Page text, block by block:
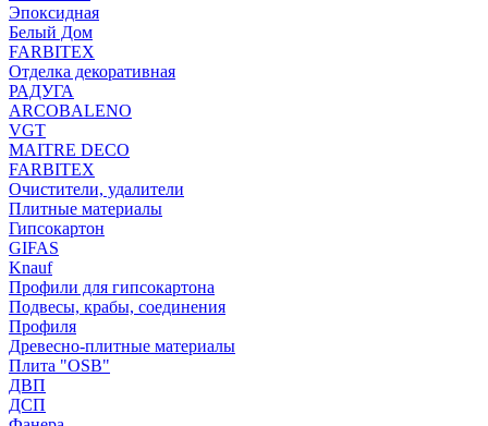
Эпоксидная
Белый Дом
FARBITEX
Отделка декоративная
РАДУГА
ARCOBALENO
VGT
MAITRE DECO
FARBITEX
Очистители, удалители
Плитные материалы
Гипсокартон
GIFAS
Knauf
Профили для гипсокартона
Подвесы, крабы, соединения
Профиля
Древесно-плитные материалы
Плита "OSB"
ДВП
ДСП